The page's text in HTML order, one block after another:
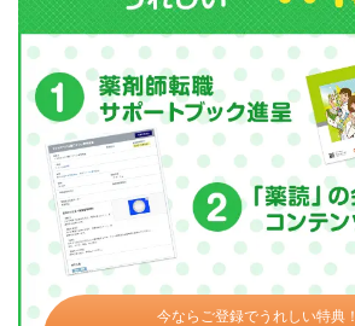
今ならご登録でうれしい特典！